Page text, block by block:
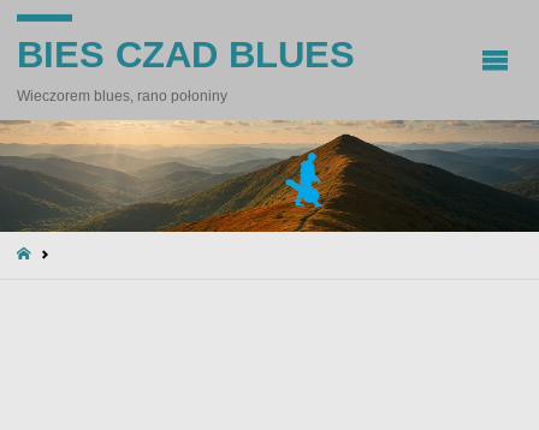
BIES CZAD BLUES
Wieczorem blues, rano połoniny
STRONA